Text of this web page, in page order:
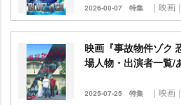
2026-08-07 特集 ｜映画｜
映画『事故物件ゾク
場人物・出演者一覧/
2025-07-25 特集 ｜映画｜